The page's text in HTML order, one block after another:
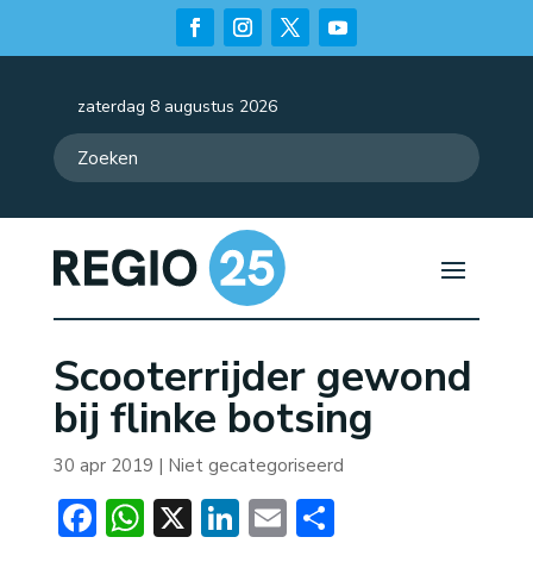
zaterdag 8 augustus 2026
Scooterrijder gewond
bij flinke botsing
30 apr 2019 | Niet gecategoriseerd
Facebook
WhatsApp
X LinkedIn
EmailDelen